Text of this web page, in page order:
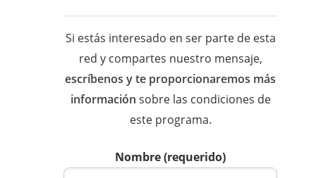
Si estás interesado en ser parte de esta
red y compartes nuestro mensaje,
escríbenos y te proporcionaremos más
información sobre las condiciones de
este programa.
Nombre (requerido)